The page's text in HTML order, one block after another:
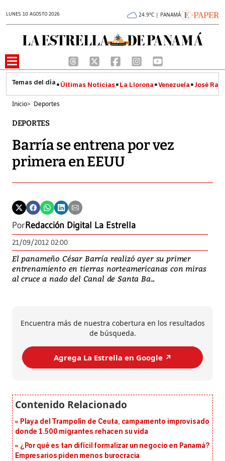
LUNES 10 AGOSTO 2026 24.9°C | PANAMÁ
Últimas Noticias La Llorona Venezuela José
Inicio> Deportes
DEPORTES
Barría se entrena por vez
primera en EEUU
PorRedacción Digital La Estrella
21/09/2012 02:00
El panameño César Barría realizó ayer su primer
entrenamiento en tierras norteamericanas con miras
al cruce a nado del Canal de Santa Ba...
Encuentra más de nuestra cobertura en los resultados
de búsqueda.
Agrega La Estrella en Google ↗️
Playa del Trampolín de Ceuta, campamento improvisado
donde 1.500 migrantes rehacen su vida
¿Por qué es tan difícil formalizar un negocio en Panamá?
Empresarios piden menos burocracia